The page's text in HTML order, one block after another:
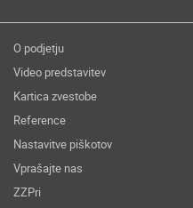
O podjetju
Video predstavitev
Kartica zvestobe
Reference
Nastavitve piškotov
Vprašajte nas
ZZPri